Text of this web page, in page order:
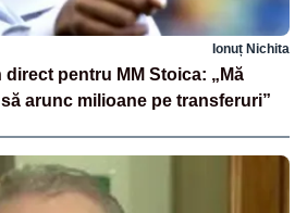
Ionuț Nichita
pentru MM Stoica: „Mă
arunc milioane pe transferuri”